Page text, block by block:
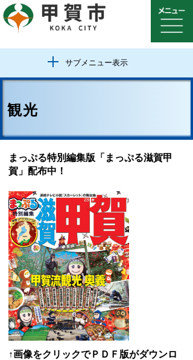
サブメニュー表示
観光
まっぷる特別編集版「まっぷる滋賀甲
賀」配布中！
↑画像をクリックでＰＤＦ版がダウンロ